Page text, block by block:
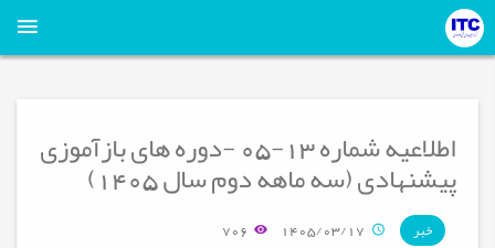
اطلاعیه شماره 13-05 -دوره های بازآموزی
پیشنهادی (سه ماهه دوم سال 1405)
خبر 1405/03/17
706